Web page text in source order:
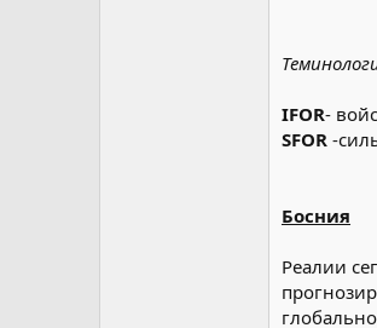
IFOR-
SFOR -
Босния
Реалии